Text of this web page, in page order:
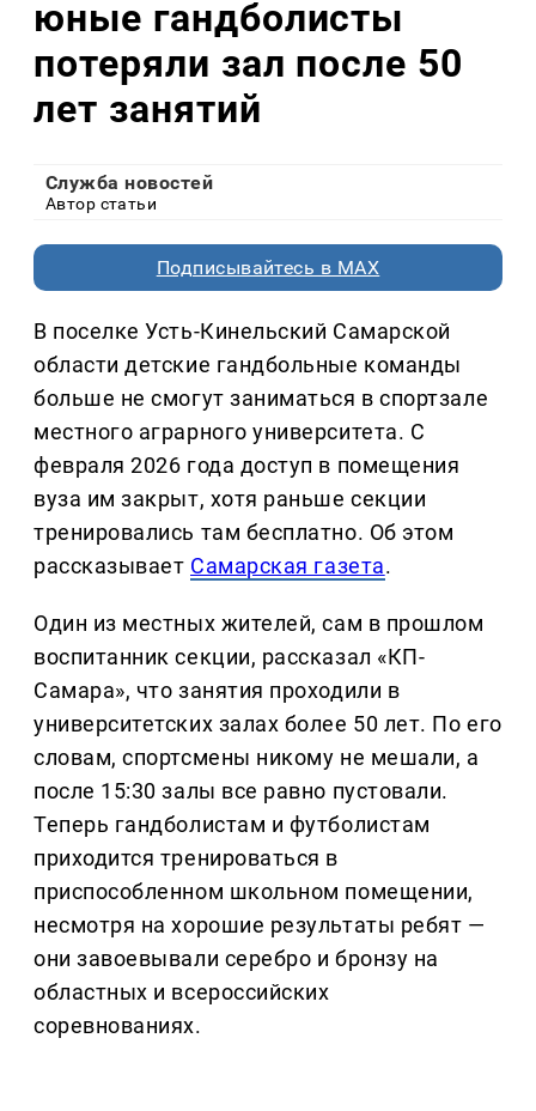
юные гандболисты
потеряли зал после 50
лет занятий
Служба новостей
Автор статьи
Подписывайтесь в MAX
В поселке Усть-Кинельский Самарской
области детские гандбольные команды
больше не смогут заниматься в спортзале
местного аграрного университета. С
февраля 2026 года доступ в помещения
вуза им закрыт, хотя раньше секции
тренировались там бесплатно. Об этом
рассказывает Самарская газета.
Один из местных жителей, сам в прошлом
воспитанник секции, рассказал «КП-
Самара», что занятия проходили в
университетских залах более 50 лет. По его
словам, спортсмены никому не мешали, а
после 15:30 залы все равно пустовали.
Теперь гандболистам и футболистам
приходится тренироваться в
приспособленном школьном помещении,
несмотря на хорошие результаты ребят —
они завоевывали серебро и бронзу на
областных и всероссийских
соревнованиях.